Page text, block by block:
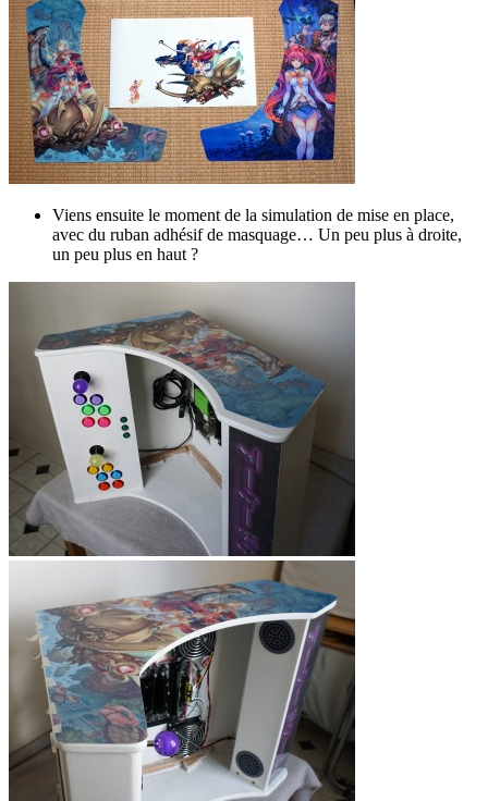
Viens ensuite le moment de la simulation de mise en place,
avec du ruban adhésif de masquage… Un peu plus à droite,
un peu plus en haut ?